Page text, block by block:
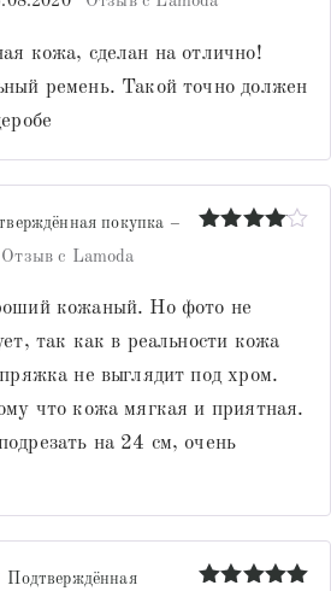
из 5
кожа, сделан на отлично!
ремень. Такой точно должен
покупка –
Отзыв с Lamoda
кожаный. Но фото не
так как в реальности кожа
не выглядит под хром.
что кожа мягкая и приятная.
на 24 см, очень
Подтверждённая